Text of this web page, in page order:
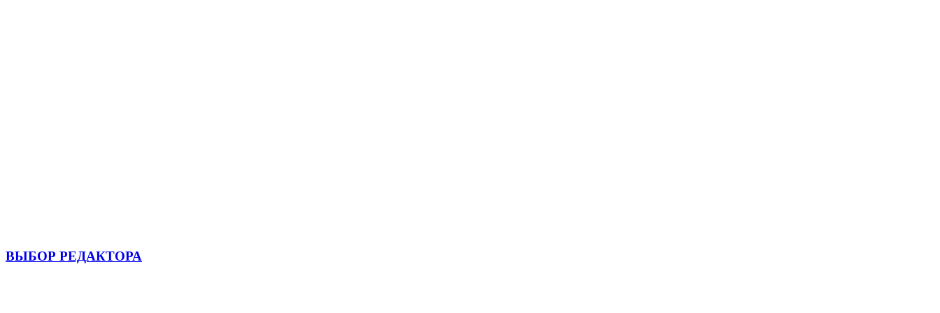
ВЫБОР РЕДАКТОРА